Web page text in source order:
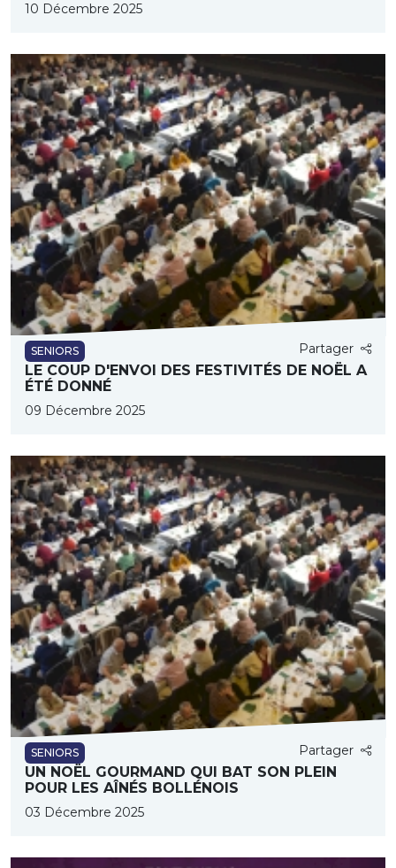
10 Décembre 2025
SENIORS Partager
LE COUP D'ENVOI DES FESTIVITÉS DE NOËL A
ÉTÉ DONNÉ
09 Décembre 2025
SENIORS Partager
UN NOËL GOURMAND QUI BAT SON PLEIN
POUR LES AÎNÉS BOLLÉNOIS
03 Décembre 2025